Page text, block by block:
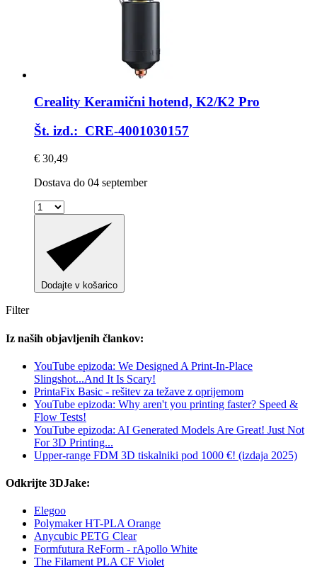
Creality Keramični hotend, K2/K2 Pro
Št. izd.: CRE-4001030157
€ 30,49
Dostava do 04 september
Dodajte v košarico
Filter
Iz naših objavljenih člankov:
YouTube epizoda: We Designed A Print-In-Place
Slingshot...And It Is Scary!
PrintaFix Basic - rešitev za težave z oprijemom
YouTube epizoda: Why aren't you printing faster? Speed &
Flow Tests!
YouTube epizoda: AI Generated Models Are Great! Just Not
For 3D Printing...
Upper-range FDM 3D tiskalniki pod 1000 €! (izdaja 2025)
Odkrijte 3DJake:
Elegoo
Polymaker HT-PLA Orange
Anycubic PETG Clear
Formfutura ReForm - rApollo White
The Filament PLA CF Violet